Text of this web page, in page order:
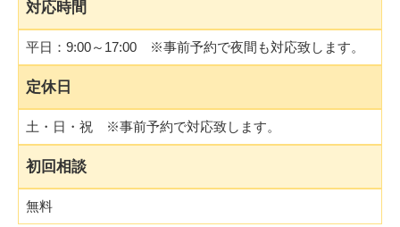
対応時間
平日：9:00～17:00 ※事前予約で夜間も対応致します。
定休日
土・日・祝 ※事前予約で対応致します。
初回相談
無料